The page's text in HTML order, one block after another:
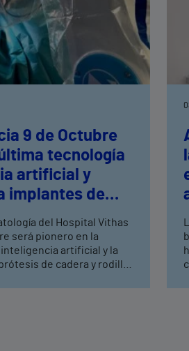
9 de Octubre
tecnología
artificial y
implantes de
del Hospital Vithas
será pionero en la
artificial y la
de cadera y rodilla
la precisión
dolor posoperatorio y